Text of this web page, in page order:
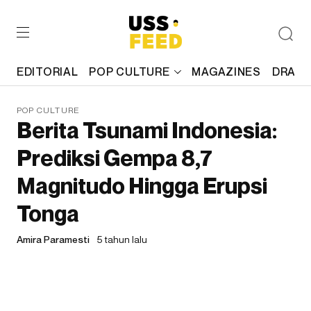
EDITORIAL POP CULTURE MAGAZINES
POP CULTURE
Berita Tsunami Indonesia:
Prediksi Gempa 8,7
Magnitudo Hingga Erupsi
Tonga
Amira Paramesti 5 tahun lalu